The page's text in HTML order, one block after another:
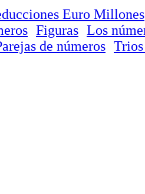
Euro Millones
Figuras Los
de números